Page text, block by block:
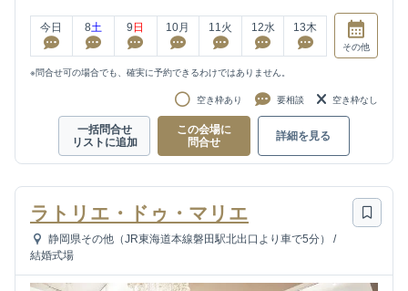
今日 8土 9 日 10月 11火 12水 13木
その他
※問合せ可の場合でも、確実に予約できるわけではありません。
空き枠あり 要相談 空き枠なし
一括問合せ
リストに追加
この会場に
問合せ
詳細を見る
ラトリエ・ドゥ・マリエ
静岡県その他（JR東海道本線磐田駅北出口より車で5分）
/
結婚式場